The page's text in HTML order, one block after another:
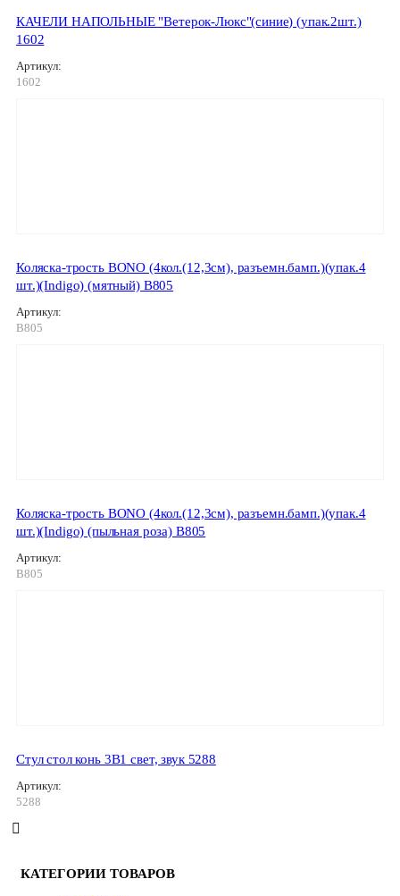
КАЧЕЛИ НАПОЛЬНЫЕ "Ветерок-Люкс"(синие) (упак.2шт.)
1602
Артикул:
1602
Коляска-трость BONO (4кол.(12,3см), разъемн.бамп.)(упак.4
шт.)(Indigo) (мятный) B805
Артикул:
B805
Коляска-трость BONO (4кол.(12,3см), разъемн.бамп.)(упак.4
шт.)(Indigo) (пыльная роза) B805
Артикул:
B805
Стул стол конь 3В1 свет, звук 5288
Артикул:
5288
КАТЕГОРИИ ТОВАРОВ